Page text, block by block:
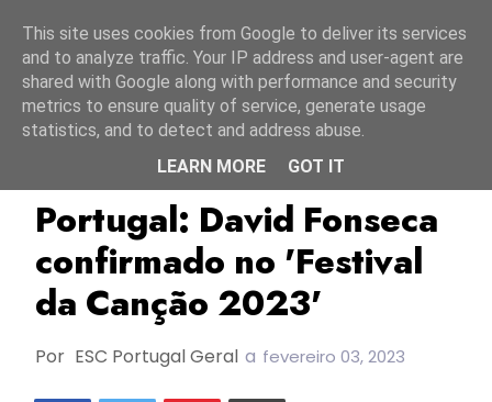
David Fonseca FC2023 Portugal
Portugal: David Fonseca
confirmado no 'Festival
da Canção 2023'
Por ESC Portugal Geral a fevereiro 03, 2023
This site uses cookies from Google to deliver its services
and to analyze traffic. Your IP address and user-agent are
shared with Google along with performance and security
metrics to ensure quality of service, generate usage
statistics, and to detect and address abuse.
LEARN MORE
GOT IT